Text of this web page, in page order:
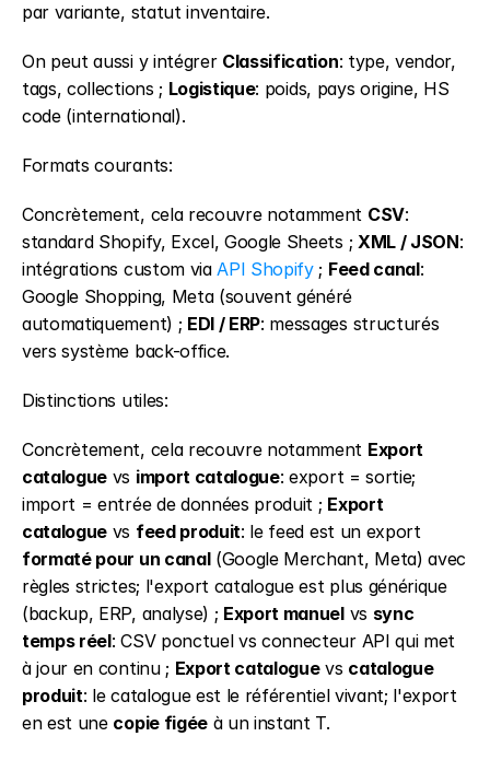
par variante, statut inventaire.
On peut aussi y intégrer Classification: type, vendor,
tags, collections ; Logistique: poids, pays origine, HS
code (international).
Formats courants:
Concrètement, cela recouvre notamment CSV:
standard Shopify, Excel, Google Sheets ; XML / JSON:
intégrations custom via API Shopify ; Feed canal:
Google Shopping, Meta (souvent généré
automatiquement) ; EDI / ERP: messages structurés
vers système back-office.
Distinctions utiles:
Concrètement, cela recouvre notamment Export
catalogue vs import catalogue: export = sortie;
import = entrée de données produit ; Export
catalogue vs feed produit
: le feed est un export
formaté pour un canal (Google Merchant, Meta) avec
règles strictes; l'export catalogue est plus générique
(backup, ERP, analyse) ; Export manuel vs sync
temps réel: CSV ponctuel vs connecteur API qui met
à jour en continu ; Export catalogue vs catalogue
produit: le catalogue est le référentiel vivant; l'export
en est une copie figée à un instant T.